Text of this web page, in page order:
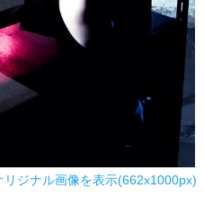
リジナル画像を表示(662x1000px)